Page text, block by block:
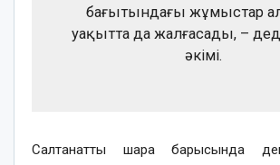
бағытындағы жұмыстар
уақытта да жалғасады, –
әкімі.
Салтанатты шара барысында